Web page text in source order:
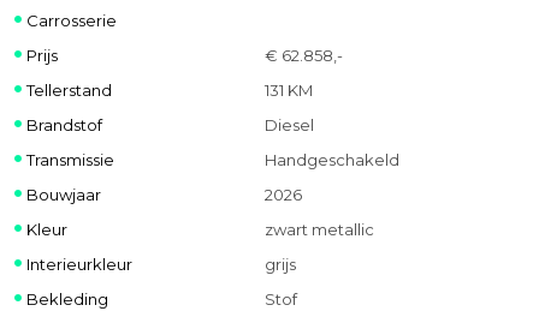
Carrosserie
Prijs
€ 62.858,-
Tellerstand
131 KM
Brandstof
Diesel
Transmissie
Handgeschakeld
Bouwjaar
2026
Kleur
zwart metallic
Interieurkleur
grijs
Bekleding
Stof